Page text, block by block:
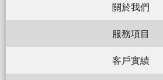
關於我們
服務項目
客戶實績